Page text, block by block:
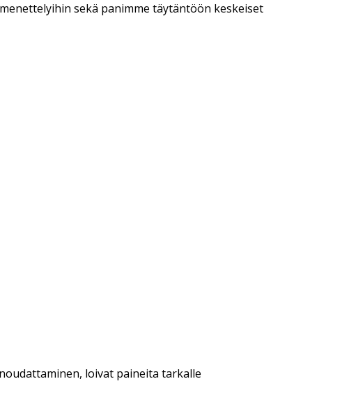
sekä panimme täytäntöön keskeiset
loivat paineita tarkalle